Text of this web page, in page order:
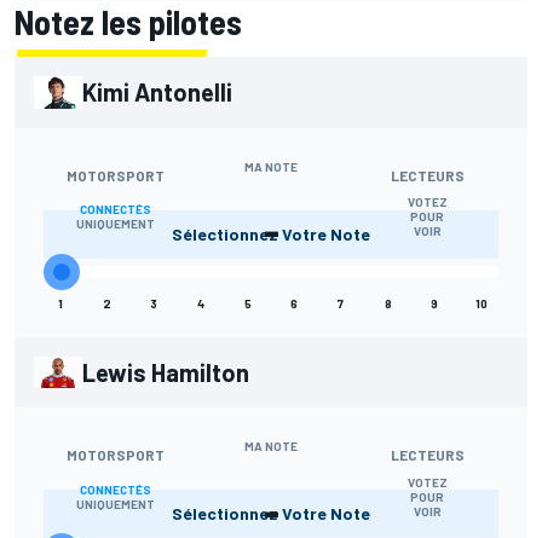
Notez les pilotes
Kimi Antonelli
MOTORSPORT
CONNECTÉS
UNIQUEMENT
MA NOTE
-
LECTEURS
VOTEZ
POUR
VOIR
Sélectionnez Votre Note
1 2 3 4 5 6 7 8 9 10
Lewis Hamilton
MOTORSPORT
CONNECTÉS
UNIQUEMENT
MA NOTE
-
LECTEURS
VOTEZ
POUR
VOIR
Sélectionnez Votre Note